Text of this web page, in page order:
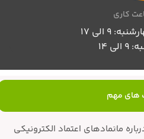
کاری
9 الی 17
14
های مهم
مانمادهای اعتماد الکترونیکی